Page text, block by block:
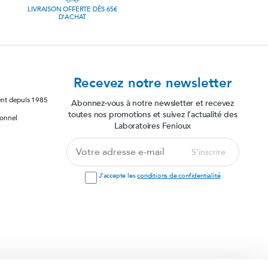
LIVRAISON OFFERTE DÈS 65€
D'ACHAT
depuis 1985
Recevez notre newsletter
Abonnez-vous à notre newsletter et recevez
toutes nos promotions et suivez l’actualité des
Laboratoires Fenioux
adresse
e-
mail
S'inscrire
J'accepte lesconditions de confidentialité